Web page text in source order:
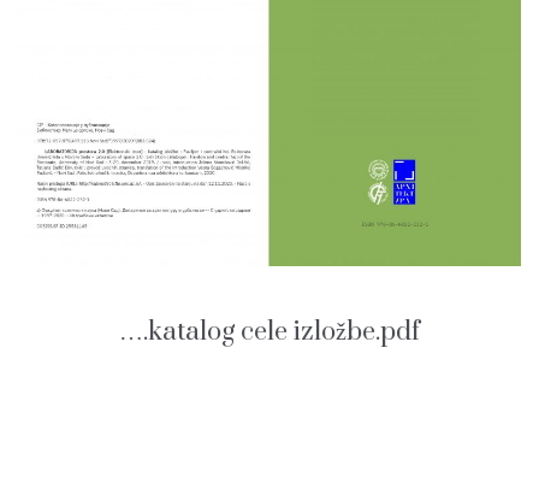
….katalog cele izložbe.pdf